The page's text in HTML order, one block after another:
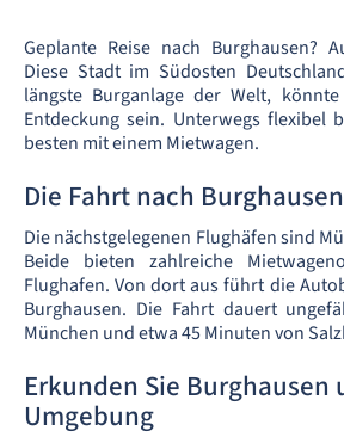
Geplante Reise nach Burghausen?
Diese Stadt im Südosten
längste Burganlage der Welt,
Entdeckung sein. Unterwegs flexibel
besten mit einem Mietwagen.
Die Fahrt nach Burghausen
Die nächstgelegenen Flughäfen sind
Beide bieten zahlreiche
Flughafen. Von dort aus führt die
Burghausen. Die Fahrt dauert
München und etwa 45 Minuten von
Erkunden Sie Burghausen
Umgebung